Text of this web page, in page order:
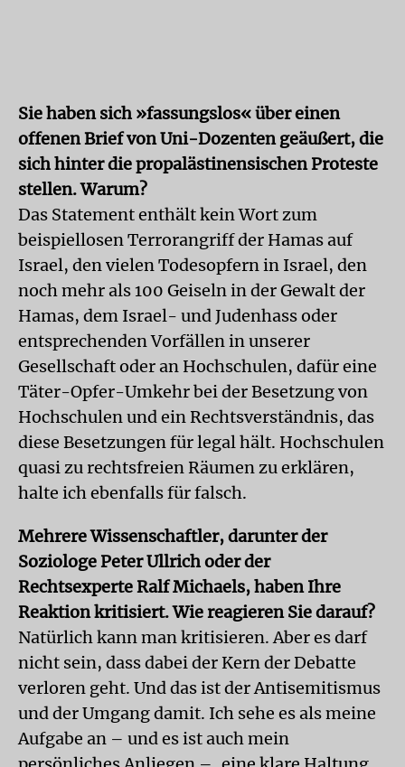
Sie haben sich »fassungslos« über einen
offenen Brief von Uni-Dozenten geäußert, die
sich hinter die propalästinensischen Proteste
stellen. Warum?
Das Statement enthält kein Wort zum
beispiellosen Terrorangriff der Hamas auf
Israel, den vielen Todesopfern in Israel, den
noch mehr als 100 Geiseln in der Gewalt der
Hamas, dem Israel- und Judenhass oder
entsprechenden Vorfällen in unserer
Gesellschaft oder an Hochschulen, dafür eine
Täter-Opfer-Umkehr bei der Besetzung von
Hochschulen und ein Rechtsverständnis, das
diese Besetzungen für legal hält. Hochschulen
quasi zu rechtsfreien Räumen zu erklären,
halte ich ebenfalls für falsch.
Mehrere Wissenschaftler, darunter der
Soziologe Peter Ullrich oder der
Rechtsexperte Ralf Michaels, haben Ihre
Reaktion kritisiert. Wie reagieren Sie darauf?
Natürlich kann man kritisieren. Aber es darf
nicht sein, dass dabei der Kern der Debatte
verloren geht. Und das ist der Antisemitismus
und der Umgang damit. Ich sehe es als meine
Aufgabe an – und es ist auch mein